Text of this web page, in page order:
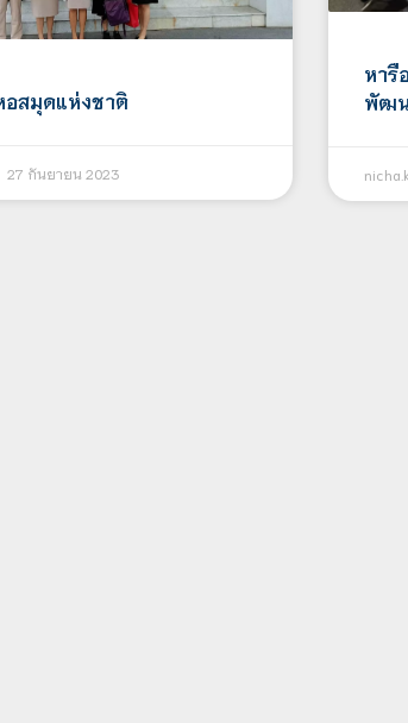
อสมุดแห่งชาติ
27 กันยายน 2023
หารื
พัฒ